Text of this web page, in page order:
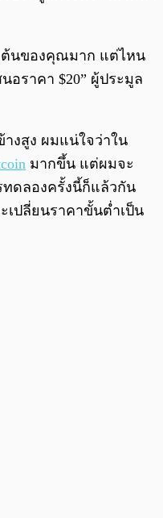
ต้นของคุณมาก แต่ไหน
อราคา $20” ผู้ประมูล
างสูง ผมแน่ใจว่าใน
มากขึ้น แต่ผมจะ
ทดลองครั้งนี้ก็แล้วกัน
เปลี่ยนราคาขั้นต่ำเป็น